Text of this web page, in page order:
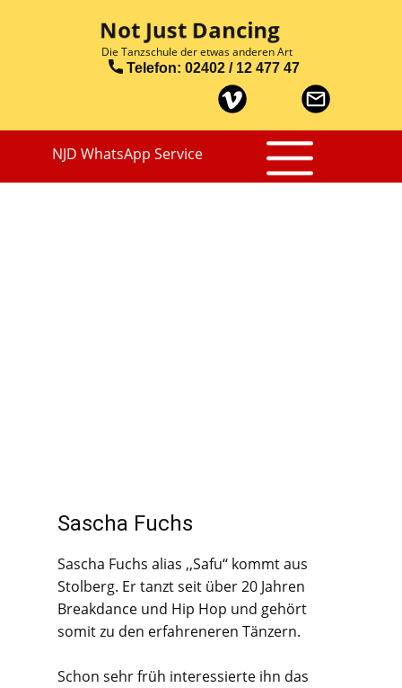
Not Just Dancing
Die Tanzschule der etwas anderen​​ Art
​Telefon: 02402 / 12 477 47
NJD WhatsApp Service
Sascha Fuchs
Sascha Fuchs alias ,,Safu‘‘ kommt aus
Stolberg. Er tanzt seit über 20 Jahren
Breakdance und Hip Hop und gehört
somit zu den erfahreneren Tänzern.
Schon sehr früh interessierte ihn das